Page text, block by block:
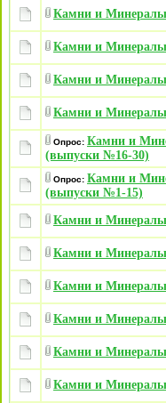
Камни и
Камни и
Камни и
Камни и
Опрос: Камни и
(выпуски №16-30)
Опрос: Камни и
(выпуски №1-15)
Камни и
Камни и
Камни и
Камни и
Камни и
Камни и